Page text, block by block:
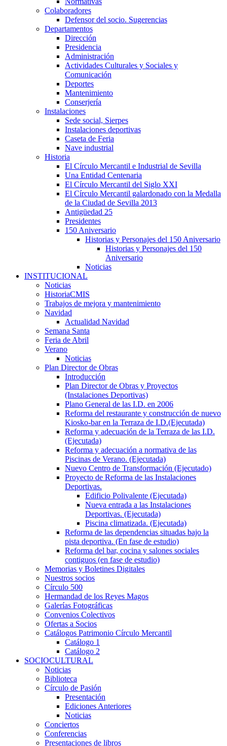
Colaboradores
Defensor del socio. Sugerencias
Departamentos
Dirección
Presidencia
Administración
Actividades Culturales y Sociales y
Comunicación
Deportes
Mantenimiento
Conserjería
Instalaciones
Sede social, Sierpes
Instalaciones deportivas
Caseta de Feria
Nave industrial
Historia
El Círculo Mercantil e Industrial de Sevilla
Una Entidad Centenaria
El Círculo Mercantil del Siglo XXI
El Círculo Mercantil galardonado con la Medalla
de la Ciudad de Sevilla 2013
Antigüedad 25
Presidentes
150 Aniversario
Historias y Personajes del 150 Aniversario
Historias y Personajes del 150
Aniversario
Noticias
INSTITUCIONAL
Noticias
HistoriaCMIS
Trabajos de mejora y mantenimiento
Navidad
Actualidad Navidad
Semana Santa
Feria de Abril
Verano
Noticias
Plan Director de Obras
Introducción
Plan Director de Obras y Proyectos
(Instalaciones Deportivas)
Plano General de las I.D. en 2006
Reforma del restaurante y construcción de nuevo
Kiosko-bar en la Terraza de I.D.(Ejecutada)
Reforma y adecuación de la Terraza de las I.D.
(Ejecutada)
Reforma y adecuación a normativa de las
Piscinas de Verano. (Ejecutada)
Nuevo Centro de Transformación (Ejecutado)
Proyecto de Reforma de las Instalaciones
Deportivas.
Edificio Polivalente (Ejecutada)
Nueva entrada a las Instalaciones
Deportivas. (Ejecutada)
Piscina climatizada. (Ejecutada)
Reforma de las dependencias situadas bajo la
pista deportiva. (En fase de estudio)
Reforma del bar, cocina y salones sociales
contiguos (en fase de estudio)
Memorias y Boletines Digitales
Nuestros socios
Círculo 500
Hermandad de los Reyes Magos
Galerías Fotográficas
Convenios Colectivos
Ofertas a Socios
Catálogos Patrimonio Círculo Mercantil
Catálogo 1
Catálogo 2
SOCIOCULTURAL
Noticias
Biblioteca
Círculo de Pasión
Presentación
Ediciones Anteriores
Noticias
Conciertos
Conferencias
Presentaciones de libros